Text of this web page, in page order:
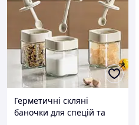
Герметичні скляні
баночки для спецій та